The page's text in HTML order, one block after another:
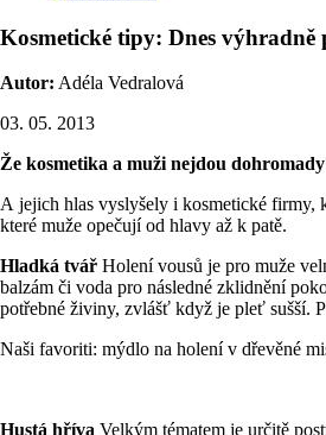
Kosmetické tipy: Dnes výhradně
Autor: Adéla Vedralová
03. 05. 2013
Že kosmetika a muži nejdou
A jejich hlas vyslyšely i kosmetické firmy,
které muže opečují od hlavy až k patě.
Hladká tvář Holení vousů je pro muže
balzám či voda pro následné zklidnění
potřebné živiny, zvlášť když je pleť sušší.
Naši favoriti: mýdlo na holení v dřevěné
Hustá hříva Velkým tématem je určitě